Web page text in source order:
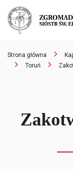
Strona główna
Toruń